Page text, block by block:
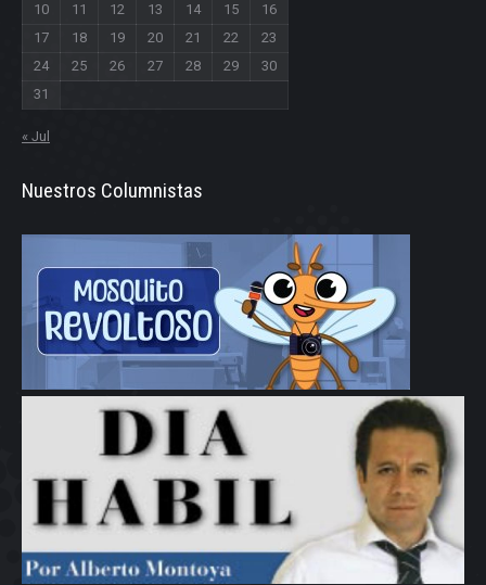
10
11 12 13 14 15
16
17
18 19 20 21 22
23
24
25 26 27 28 29
30
31
« Jul
Nuestros Columnistas